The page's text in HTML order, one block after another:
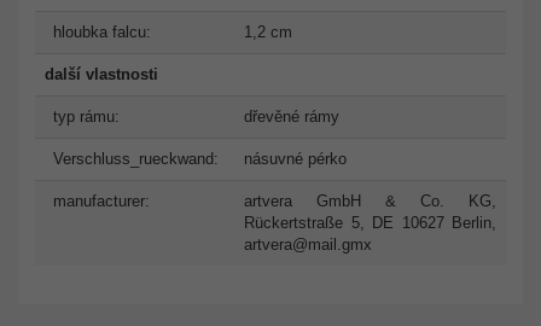
hloubka falcu: 1,2 cm
další vlastnosti
typ rámu: dřevěné rámy
Verschluss_rueckwand: násuvné pérko
manufacturer:
artvera GmbH & Co. KG,
Rückertstraße 5, DE 10627 Berlin,
artvera@mail.gmx